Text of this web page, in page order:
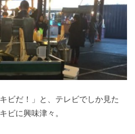
ビだ！」と、テレビでしか見た
ビに興味津々。